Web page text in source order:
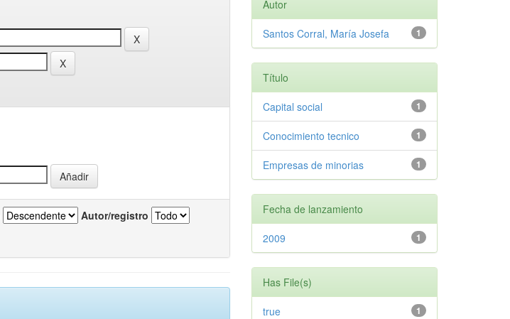
Autor/registro
Autor
1
Santos Corral, María Josefa
Título
1
Capital social
1
Conocimiento tecnico
1
Empresas de minorias
Fecha de lanzamiento
1
2009
Has File(s)
1
true